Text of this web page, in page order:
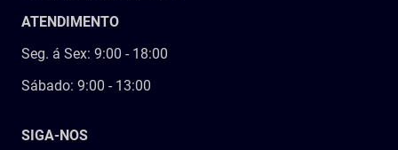
ATENDIMENTO
Seg. á Sex: 9:00 - 18:00
Sábado: 9:00 - 13:00
SIGA-NOS